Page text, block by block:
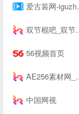
爱古装网-iguzhuang.com
双节棍吧_双节棍教学视频,表演,套路,双截棍教程_全球第一家专业的双节棍视频网站
56视频首页
AE256素材网_专注高清视频素材下载
中国网视